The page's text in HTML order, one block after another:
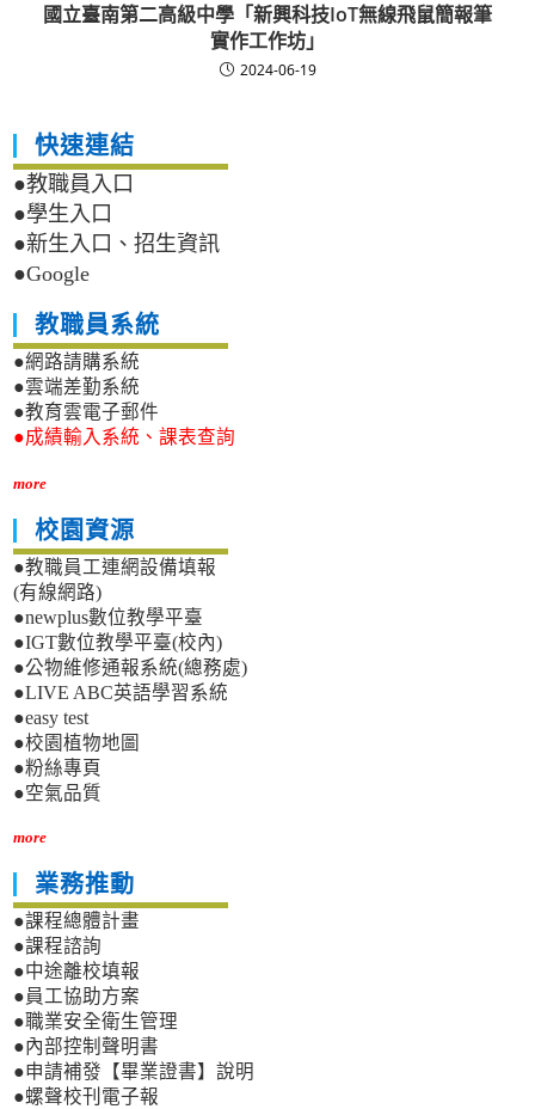
國立臺南第二高級中學「新興科技IoT無線飛鼠簡報筆
實作工作坊」
2024-06-19
快速連結
●教職員入口
●學生入口
●新生入口、招生資訊
●Google
教職員系統
●網路請購系統
●雲端差勤系統
●教育雲電子郵件
●成績輸入系統、課表查詢
more
校園資源
●教職員工連網設備填報
(有線網路)
●newplus數位教學平臺
●IGT數位教學平臺(校內)
●公物維修通報系統(總務處)
●LIVE ABC英語學習系統
●easy test
●校園植物地圖
●粉絲專頁
●空氣品質
more
業務推動
●課程總體計畫
●課程諮詢
●中途離校填報
●員工協助方案
●職業安全衛生管理
●內部控制聲明書
●申請補發【畢業證書】說明
●螺聲校刊電子報